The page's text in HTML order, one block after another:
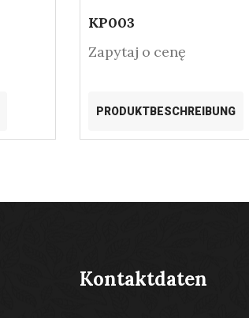
KP003
Zapytaj o cenę
PRODUKTBESCHREIBUNG
Kontaktdaten